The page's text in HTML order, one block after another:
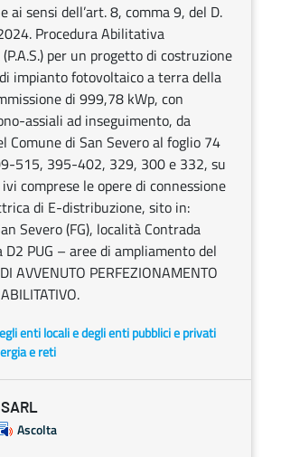
ai sensi dell’art. 8, comma 9, del D.
Procedura Abilitativa
per un progetto di costruzione
impianto fotovoltaico a terra della
di 999,78 kWp, con
assiali ad inseguimento, da
Comune di San Severo al foglio 74
515, 395-402, 329, 300 e 332, su
comprese le opere di connessione
di E-distribuzione, sito in:
Severo (FG), località Contrada
D2 PUG – aree di ampliamento del
AVVENUTO PERFEZIONAMENTO
enti locali e degli enti pubblici e privati
e reti
SARL
Ascolta